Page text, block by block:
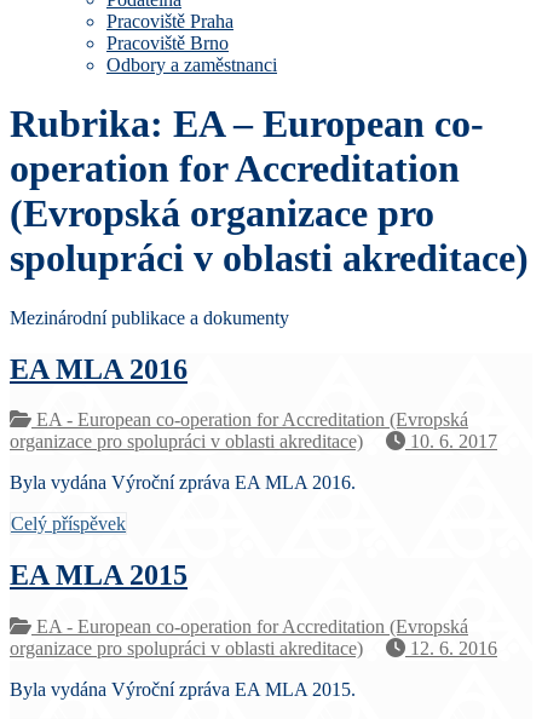
Pracoviště Praha
Pracoviště Brno
Odbory a zaměstnanci
Rubrika: EA – European co-
operation for Accreditation
(Evropská organizace pro
spolupráci v oblasti akreditace)
Mezinárodní publikace a dokumenty
EA MLA 2016
EA - European co-operation for Accreditation (Evropská
organizace pro spolupráci v oblasti akreditace)
10. 6. 2017
Byla vydána Výroční zpráva EA MLA 2016.
Celý příspěvek
EA MLA 2015
EA - European co-operation for Accreditation (Evropská
organizace pro spolupráci v oblasti akreditace)
12. 6. 2016
Byla vydána Výroční zpráva EA MLA 2015.